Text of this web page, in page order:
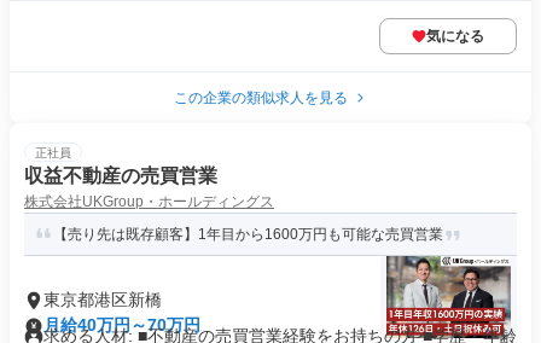
気になる
この企業の類似求人を見る
正社員
収益不動産の売買営業
株式会社UKGroup・ホールディングス
【売り先は既存顧客】1年目から1600万円も可能な売買営業
東京都港区新橋
月給40万円～70万円
求める人材: ■不動産の売買営業経験をお持ちの方 ■学歴・年齢